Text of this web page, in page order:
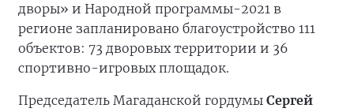
дворы» и Народной программы-2021 в
регионе запланировано благоустройство 111
объектов: 73 дворовых территории и 36
спортивно-игровых площадок.
Председатель Магаданской гордумы Сергей